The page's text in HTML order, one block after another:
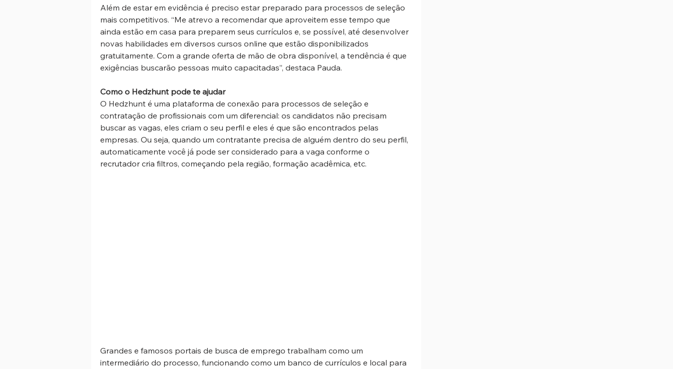
Além de estar em evidência é preciso estar preparado para processos de seleção
mais competitivos. “Me atrevo a recomendar que aproveitem esse tempo que
ainda estão em casa para preparem seus currículos e, se possível, até desenvolver
novas habilidades em diversos cursos online que estão disponibilizados
gratuitamente. Com a grande oferta de mão de obra disponível, a tendência é que
exigências buscarão pessoas muito capacitadas”, destaca Pauda.
Como o Hedzhunt pode te ajudar
O Hedzhunt é uma plataforma de conexão para processos de seleção e
contratação de profissionais com um diferencial: os candidatos não precisam
buscar as vagas, eles criam o seu perfil e eles é que são encontrados pelas
empresas. Ou seja, quando um contratante precisa de alguém dentro do seu perfil,
automaticamente você já pode ser considerado para a vaga conforme o
recrutador cria filtros, começando pela região, formação acadêmica, etc.
Grandes e famosos portais de busca de emprego trabalham como um
intermediário do processo, funcionando como um banco de currículos e local para